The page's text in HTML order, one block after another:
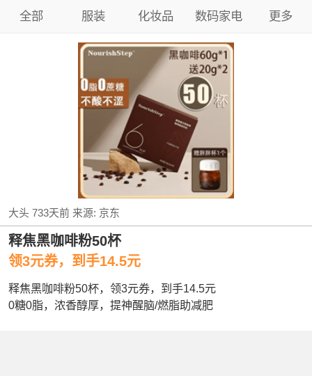
全部 服装 化妆品 数码家电 更多
大头 733天前来源: 京东
释焦黑咖啡粉50杯
领3元券，到手14.5元
释焦黑咖啡粉50杯，领3元券，到手14.5元
0糖0脂，浓香醇厚，提神醒脑/燃脂助减肥